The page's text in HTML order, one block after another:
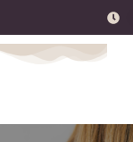
Skip